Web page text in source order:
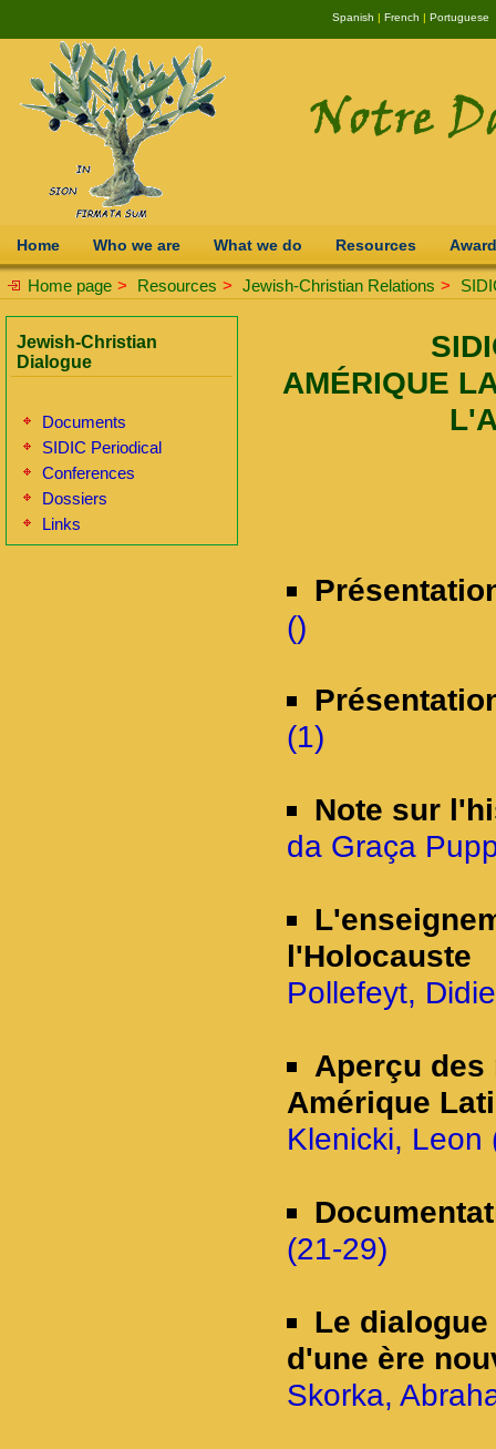
Spanish | French | Portuguese
Home Who we are What we do Resources
Home page > Resources > Jewish-Christian Relations >
Jewish-Christian
Dialogue
Documents
SIDIC Periodical
Conferences
Dossiers
Links
AMÉRIQUE
()
(1)
Note sur
da Graça
l'Holocauste
Pollefeyt,
Aperçu
Amérique
Klenicki, Leon
(21-29)
Le
d'une ère
Skorka,